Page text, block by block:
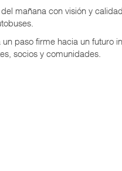
mañana con visión y
un paso firme hacia un futuro
socios y comunidades.